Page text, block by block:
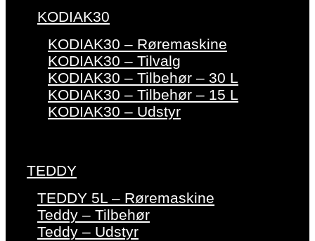
KODIAK30
KODIAK30 – Røremaskine
KODIAK30 – Tilvalg
KODIAK30 – Tilbehør – 30 L
KODIAK30 – Tilbehør – 15 L
KODIAK30 – Udstyr
TEDDY
TEDDY 5L – Røremaskine
Teddy – Tilbehør
Teddy – Udstyr